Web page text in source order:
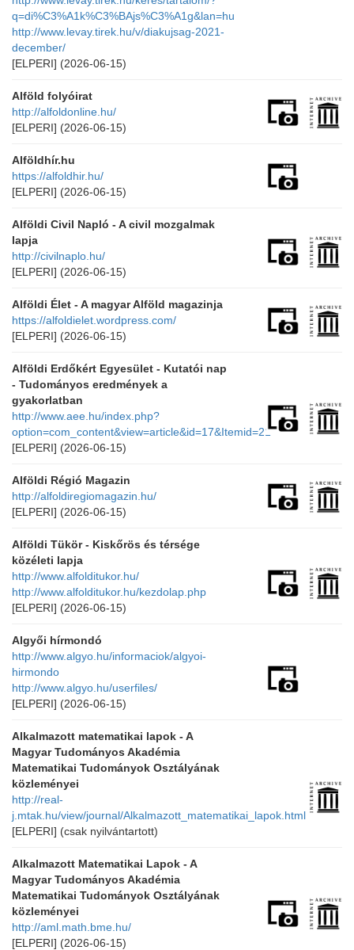
q=di%C3%A1k%C3%BAjs%C3%A1g&lan=hu
http://www.levay.tirek.hu/v/diakujsag-2021-
december/
[ELPERI] (2026-06-15)
Alföld folyóirat
http://alfoldonline.hu/
[ELPERI] (2026-06-15)
Alföldhír.hu
https://alfoldhir.hu/
[ELPERI] (2026-06-15)
Alföldi Civil Napló - A civil mozgalmak
lapja
http://civilnaplo.hu/
[ELPERI] (2026-06-15)
Alföldi Élet - A magyar Alföld magazinja
https://alfoldielet.wordpress.com/
[ELPERI] (2026-06-15)
Alföldi Erdőkért Egyesület - Kutatói nap
- Tudományos eredmények a
gyakorlatban
http://www.aee.hu/index.php?
option=com_content&view=article&id=17&Itemid=21
[ELPERI] (2026-06-15)
Alföldi Régió Magazin
http://alfoldiregiomagazin.hu/
[ELPERI] (2026-06-15)
Alföldi Tükör - Kiskőrös és térsége
közéleti lapja
http://www.alfolditukor.hu/
http://www.alfolditukor.hu/kezdolap.php
[ELPERI] (2026-06-15)
Algyői hírmondó
http://www.algyo.hu/informaciok/algyoi-
hirmondo
http://www.algyo.hu/userfiles/
[ELPERI] (2026-06-15)
Alkalmazott matematikai lapok - A
Magyar Tudományos Akadémia
Matematikai Tudományok Osztályának
közleményei
http://real-
j.mtak.hu/view/journal/Alkalmazott_matematikai_lapok.html
[ELPERI] (csak nyilvántartott)
Alkalmazott Matematikai Lapok - A
Magyar Tudományos Akadémia
Matematikai Tudományok Osztályának
közleményei
http://aml.math.bme.hu/
[ELPERI] (2026-06-15)